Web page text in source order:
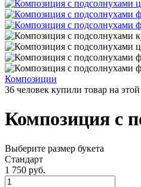
Композиции
36 человек купили товар на
Композиция с
Выберите размер букета
Стандарт
1 750 руб.